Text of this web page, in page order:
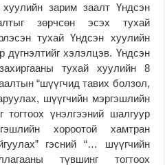
зарим заалт Үндсэн
зөрчсөн эсэх тухай
тухай Үндсэн хуулийн
дүгнэлтийг хэлэлцэв. Үндсэн
тухай хуулийн 8
“шүүгчид тавих болзол,
шүүгчийн мэргэшлийн
үнэлгээний шалгуур
хороотой хамтран
гэсний “… шүүгчийн
түвшинг тогтоох